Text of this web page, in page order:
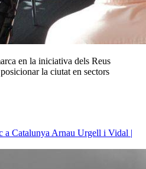
en la iniciativa dels Reus
la ciutat en sectors
a Catalunya Arnau Urgell i Vidal |